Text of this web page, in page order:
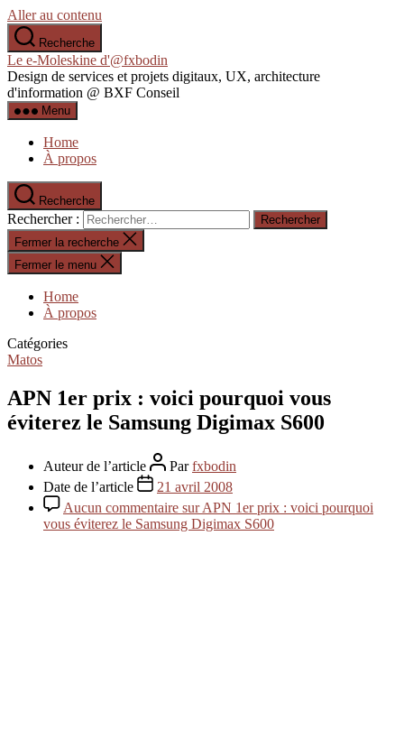
Aller au contenu
Recherche
Le e-Moleskine d'@fxbodin
Design de services et projets digitaux, UX, architecture
d'information @ BXF Conseil
Menu
Home
À propos
Recherche
Rechercher :
Fermer la recherche
Fermer le menu
Home
À propos
Catégories
Matos
APN 1er prix : voici pourquoi vous
éviterez le Samsung Digimax S600
Auteur de l’article Parfxbodin
Date de l’article
21 avril 2008
Aucun commentaire sur APN 1er prix : voici pourquoi
vous éviterez le Samsung Digimax S600